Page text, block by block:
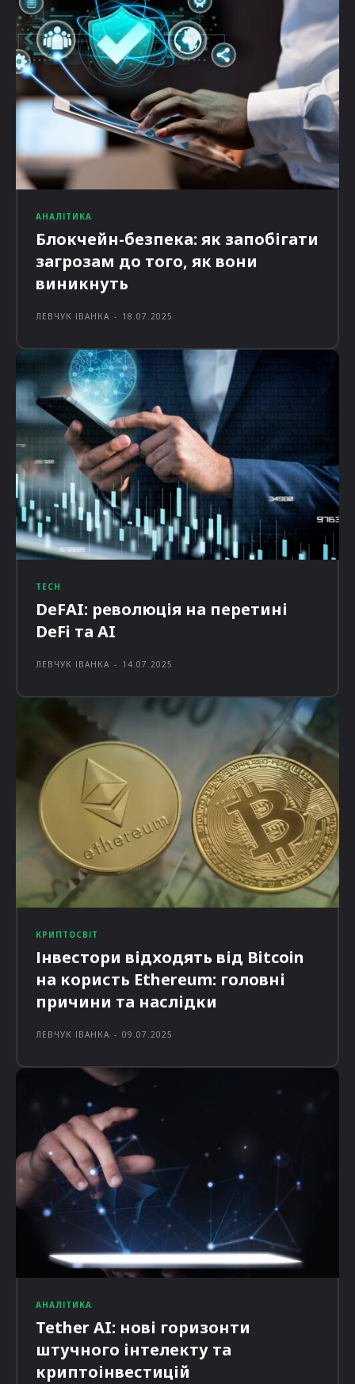
АНАЛІТИКА
Блокчейн-безпека: як запобігати
загрозам до того, як вони
виникнуть
ЛЕВЧУК ІВАНКА - 18.07.2025
TECH
DeFAI: революція на перетині
DeFi та AI
ЛЕВЧУК ІВАНКА - 14.07.2025
КРИПТОСВІТ
Інвестори відходять від Bitcoin
на користь Ethereum: головні
причини та наслідки
ЛЕВЧУК ІВАНКА - 09.07.2025
АНАЛІТИКА
Tether AI: нові горизонти
штучного інтелекту та
криптоінвестицій